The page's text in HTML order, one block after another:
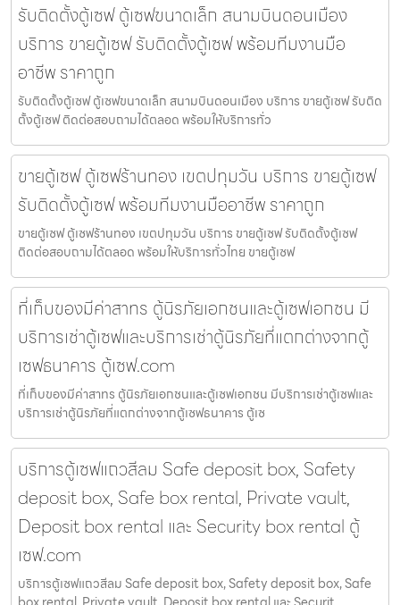
รับติดตั้งตู้เซฟ ตู้เซฟขนาดเล็ก สนามบินดอนเมือง
บริการ ขายตู้เซฟ รับติดตั้งตู้เซฟ พร้อมทีมงานมือ
อาชีพ ราคาถูก
รับติดตั้งตู้เซฟ ตู้เซฟขนาดเล็ก สนามบินดอนเมือง บริการ ขายตู้เซฟ รับติด
ตั้งตู้เซฟ ติดต่อสอบถามได้ตลอด พร้อมให้บริการทั่ว
ขายตู้เซฟ ตู้เซฟร้านทอง เขตปทุมวัน บริการ ขายตู้เซฟ
รับติดตั้งตู้เซฟ พร้อมทีมงานมืออาชีพ ราคาถูก
ขายตู้เซฟ ตู้เซฟร้านทอง เขตปทุมวัน บริการ ขายตู้เซฟ รับติดตั้งตู้เซฟ
ติดต่อสอบถามได้ตลอด พร้อมให้บริการทั่วไทย ขายตู้เซฟ
ที่เก็บของมีค่าสาทร ตู้นิรภัยเอกชนและตู้เซฟเอกชน มี
บริการเช่าตู้เซฟและบริการเช่าตู้นิรภัยที่แตกต่างจากตู้
เซฟธนาคาร ตู้เซฟ.com
ที่เก็บของมีค่าสาทร ตู้นิรภัยเอกชนและตู้เซฟเอกชน มีบริการเช่าตู้เซฟและ
บริการเช่าตู้นิรภัยที่แตกต่างจากตู้เซฟธนาคาร ตู้เซ
บริการตู้เซฟแถวสีลม Safe deposit box, Safety
deposit box, Safe box rental, Private vault,
Deposit box rental และ Security box rental ตู้
เซฟ.com
บริการตู้เซฟแถวสีลม Safe deposit box, Safety deposit box, Safe